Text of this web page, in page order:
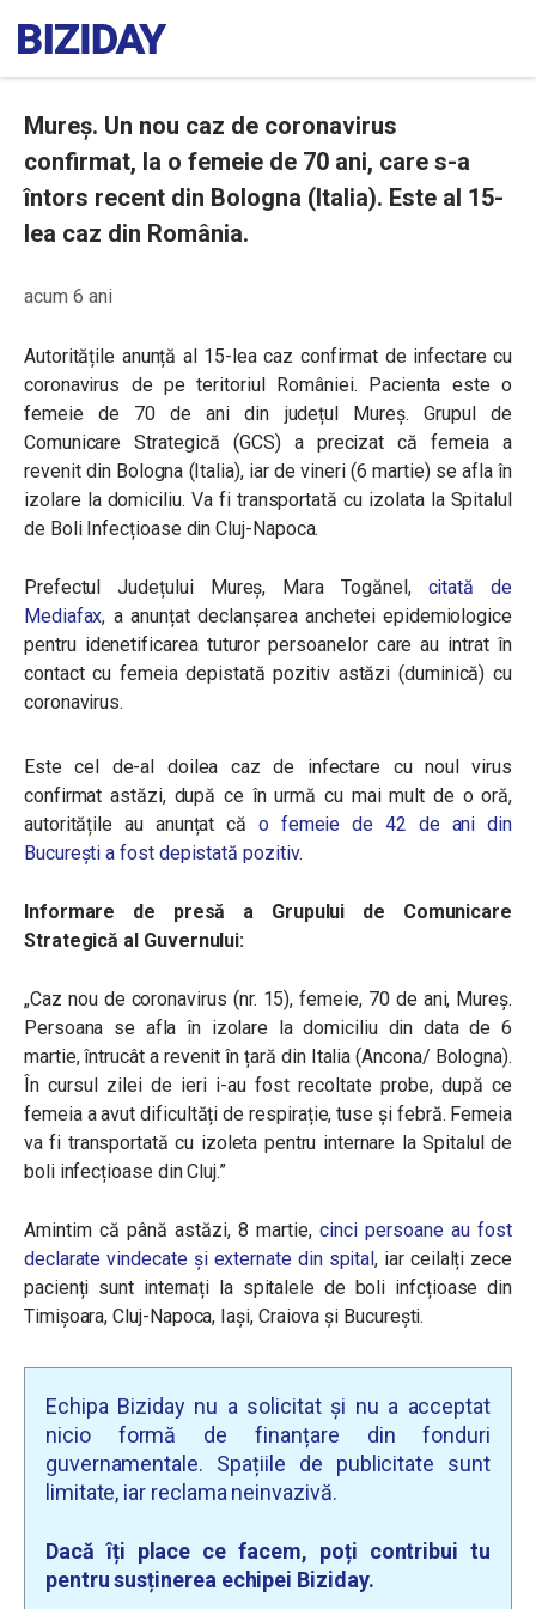
Mureș. Un nou caz de coronavirus
confirmat, la o femeie de 70 ani, care s-a
întors recent din Bologna (Italia). Este al 15-
lea caz din România.
acum 6 ani
Autoritățile anunță al 15-lea caz confirmat de infectare cu
coronavirus de pe teritoriul României. Pacienta este o
femeie de 70 de ani din județul Mureș. Grupul de
Comunicare Strategică (GCS) a precizat că femeia a
revenit din Bologna (Italia), iar de vineri (6 martie) se afla în
izolare la domiciliu. Va fi transportată cu izolata la Spitalul
de Boli Infecțioase din Cluj-Napoca.
Prefectul Județului Mureș, Mara Togănel, citată de
Mediafax, a anunțat declanșarea anchetei epidemiologice
pentru idenetificarea tuturor persoanelor care au intrat în
contact cu femeia depistată pozitiv astăzi (duminică) cu
coronavirus.
Este cel de-al doilea caz de infectare cu noul virus
confirmat astăzi, după ce în urmă cu mai mult de o oră,
autoritățile au anunțat că o femeie de 42 de ani din
București a fost depistată pozitiv.
Informare de presă a Grupului de Comunicare
Strategică al Guvernului:
„Caz nou de coronavirus (nr. 15), femeie, 70 de ani, Mureș.
Persoana se afla în izolare la domiciliu din data de 6
martie, întrucât a revenit în țară din Italia (Ancona/ Bologna).
În cursul zilei de ieri i-au fost recoltate probe, după ce
femeia a avut dificultăți de respirație, tuse și febră. Femeia
va fi transportată cu izoleta pentru internare la Spitalul de
boli infecțioase din Cluj.”
Amintim că până astăzi, 8 martie,cinci persoane au fost
declarate vindecate și externate din spital, iar ceilalți zece
pacienți sunt internați la spitalele de boli infcțioase din
Timișoara, Cluj-Napoca, Iași, Craiova și București.
Echipa Biziday nu a solicitat și nu a acceptat
nicio formă de finanțare din fonduri
guvernamentale. Spațiile de publicitate sunt
limitate, iar reclama neinvazivă.
Dacă îți place ce facem, poți contribui tu
pentru susținerea echipei Biziday.